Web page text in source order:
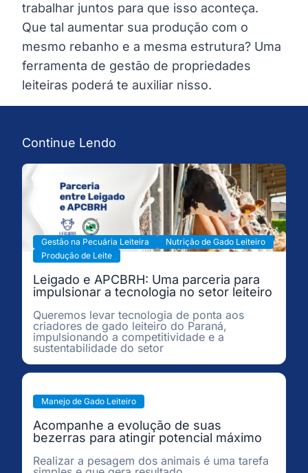
trabalhar juntos para que isso aconteça.
Que tal aumentar sua produção com o
mesmo rebanho e a mesma estrutura? Uma
ferramenta de gestão de propriedades
leiteiras poderá te auxiliar nisso.
Continue Lendo
Gestão na Pecuária Leiteira
Nutrição de Gado Leiteiro
Produção de Leite
Leigado e APCBRH: Uma parceria para
impulsionar a tecnologia no setor leiteiro
Queremos levar tecnologia de ponta aos
criadores de gado leiteiro do Paraná,
impulsionando a competitividade e a
sustentabilidade do setor
Manejo de Gado Leiteiro
Acompanhe a evolução de suas
bezerras para atingir potencial máximo
Realizar a pesagem dos animais é uma tarefa